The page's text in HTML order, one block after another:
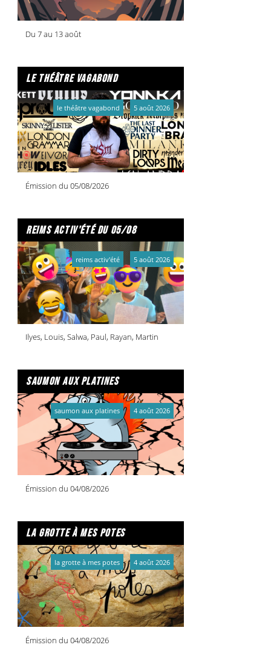
Du 7 au 13 août
le théâtre vagabond
Émission du 05/08/2026
le théâtre vagabond 5 août 2026
reims activ'été du 05/08
Ilyes, Louis, Salwa, Paul, Rayan, Martin
reims activ'été 5 août 2026
saumon aux platines
Émission du 04/08/2026
saumon aux platines 4 août 2026
la grotte à mes potes
Émission du 04/08/2026
la grotte à mes potes 4 août 2026